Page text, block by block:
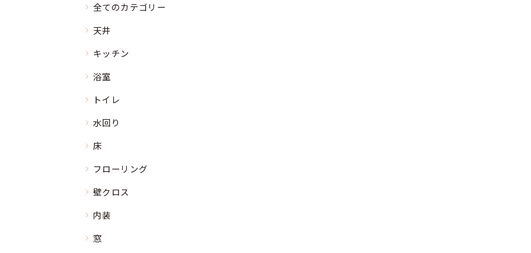
全てのカテゴリー
天井
キッチン
浴室
トイレ
水回り
床
フローリング
壁クロス
内装
窓